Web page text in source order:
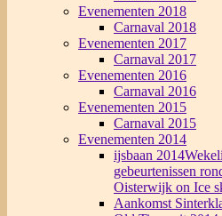
Evenementen 2018
Carnaval 2018
Evenementen 2017
Carnaval 2017
Evenementen 2016
Carnaval 2016
Evenementen 2015
Carnaval 2015
Evenementen 2014
ijsbaan 2014
gebeurtenissen
Oisterwijk on Ice
Aankomst